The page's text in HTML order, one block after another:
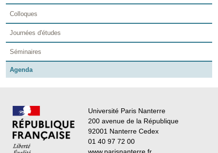
Colloques
Journées d'études
Séminaires
Agenda
Université Paris Nanterre
200 avenue de la République
92001 Nanterre Cedex
01 40 97 72 00